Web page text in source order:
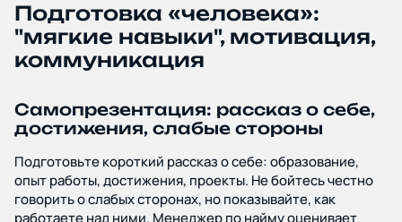
Подготовка «человека»:
"мягкие навыки", мотивация,
коммуникация
Самопрезентация: рассказ о себе,
достижения, слабые стороны
Подготовьте короткий рассказ о себе: образование,
опыт работы, достижения, проекты. Не бойтесь честно
говорить о слабых сторонах, но показывайте, как
работаете над ними. Менеджер по найму оценивает